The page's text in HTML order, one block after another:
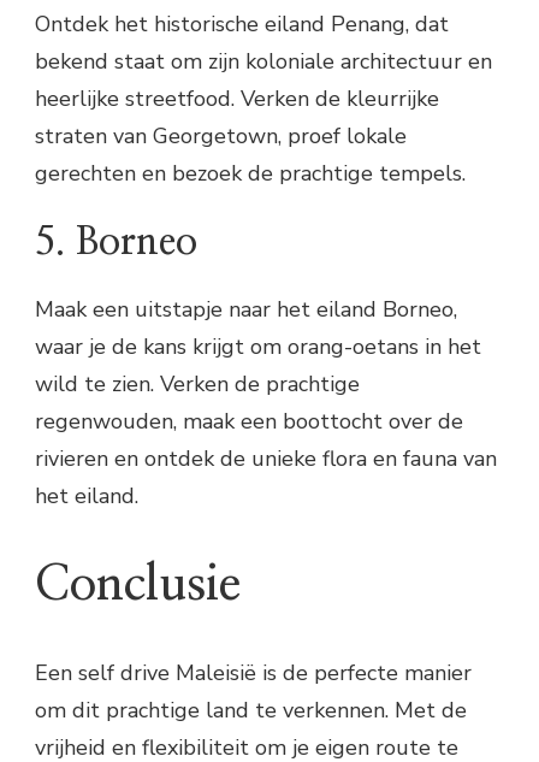
Ontdek het historische eiland Penang, dat
bekend staat om zijn koloniale architectuur en
heerlijke streetfood. Verken de kleurrijke
straten van Georgetown, proef lokale
gerechten en bezoek de prachtige tempels.
5. Borneo
Maak een uitstapje naar het eiland Borneo,
waar je de kans krijgt om orang-oetans in het
wild te zien. Verken de prachtige
regenwouden, maak een boottocht over de
rivieren en ontdek de unieke flora en fauna van
het eiland.
Conclusie
Een self drive Maleisië is de perfecte manier
om dit prachtige land te verkennen. Met de
vrijheid en flexibiliteit om je eigen route te